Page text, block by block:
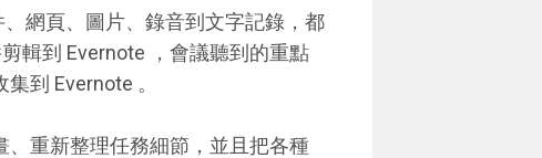
網頁、圖片、錄音到文字記錄，都
輯到 Evernote ，會議聽到的重點
到 Evernote 。
、重新整理任務細節，並且把各種